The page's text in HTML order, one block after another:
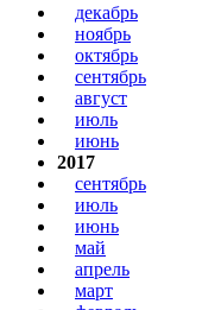
декабрь
ноябрь
октябрь
сентябрь
август
июль
июнь
2017
сентябрь
июль
июнь
май
апрель
март